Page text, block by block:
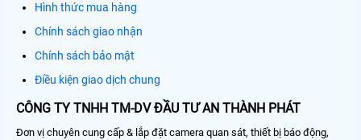
Hình thức mua hàng
Chính sách giao nhận
Chính sách bảo mật
Điều kiện giao dịch chung
CÔNG TY TNHH TM-DV ĐẦU TƯ AN THÀNH PHÁT
Đơn vị chuyên cung cấp & lắp đặt camera quan sát, thiết bị báo động,